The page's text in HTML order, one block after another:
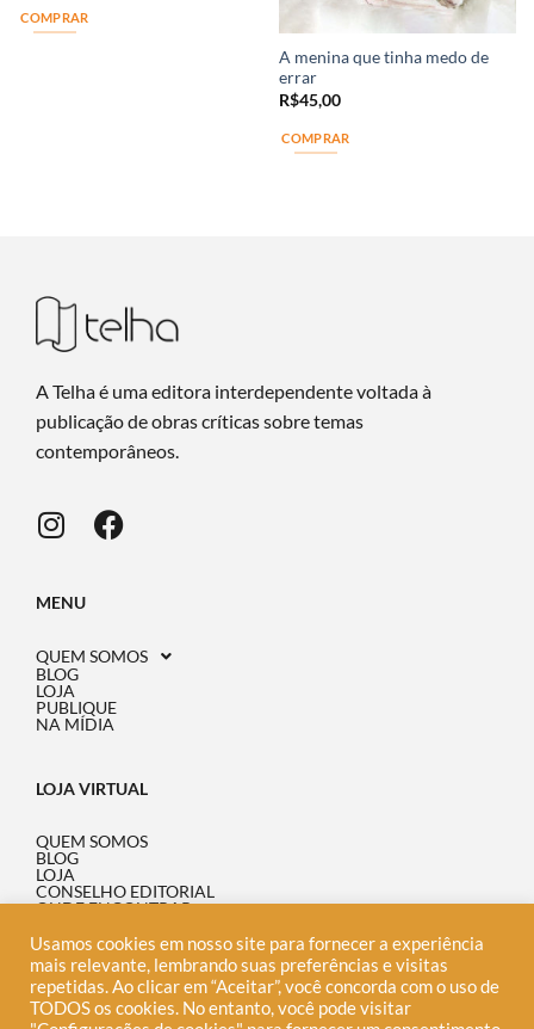
COMPRAR
A menina que tinha medo de
errar
R$45,00
COMPRAR
A Telha é uma editora interdependente voltada à
publicação de obras críticas sobre temas
contemporâneos.
MENU
QUEM SOMOS
BLOG
LOJA
PUBLIQUE
NA MÍDIA
LOJA VIRTUAL
QUEM SOMOS
BLOG
LOJA
CONSELHO EDITORIAL
ONDE ENCONTRAR
POLÍTICA DE PRIVACIDADE
AVISO DE COOKIES
INFORMAÇÃO
Usamos cookies em nosso site para fornecer a experiência
mais relevante, lembrando suas preferências e visitas
repetidas. Ao clicar em “Aceitar”, você concorda com o uso de
TODOS os cookies. No entanto, você pode visitar